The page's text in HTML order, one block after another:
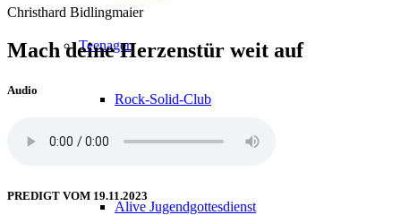
Teenager
Rock-Solid-Club
Alive Jugendgottesdienst
Christhard Bidlingmaier
Mach deine Herzenstür weit auf
Audio
PREDIGT VOM 19.11.2023